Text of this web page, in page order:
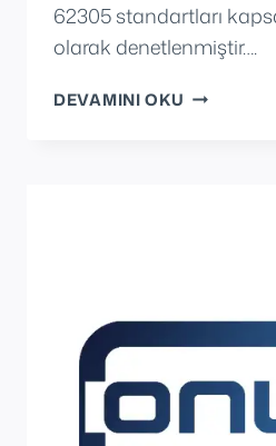
62305 standartları
olarak denetlenmiştir….
DEVAMINI OKU YAŞAM